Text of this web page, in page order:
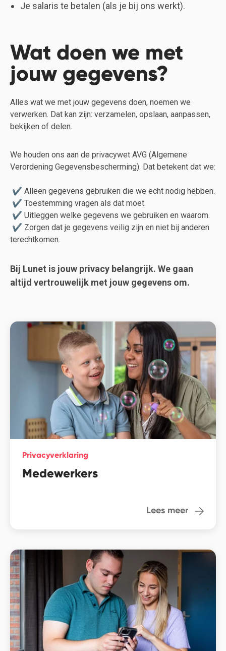
Je salaris te betalen (als je bij ons werkt).
Wat doen we met
jouw gegevens?
Alles wat we met jouw gegevens doen, noemen we
verwerken. Dat kan zijn: verzamelen, opslaan, aanpassen,
bekijken of delen.
We houden ons aan de privacywet AVG (Algemene
Verordening Gegevensbescherming). Dat betekent dat we:
✔ Alleen gegevens gebruiken die we echt nodig hebben.
✔ Toestemming vragen als dat moet.
✔ Uitleggen welke gegevens we gebruiken en waarom.
✔ Zorgen dat je gegevens veilig zijn en niet bij anderen
terechtkomen.
Bij Lunet is jouw privacy belangrijk. We gaan
altijd vertrouwelijk met jouw gegevens om.
Privacyverklaring
Medewerkers
Lees meer